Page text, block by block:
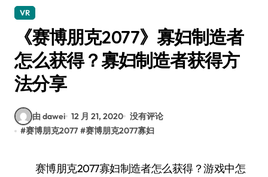
VR
《赛博朋克2077》寡妇制造者
怎么获得？寡妇制造者获得方
法分享
由 dawei 12 月 21, 2020 没有评论
#赛博朋克2077 #赛博朋克2077寡妇
赛博朋克2077寡妇制造者怎么获得？游戏中怎